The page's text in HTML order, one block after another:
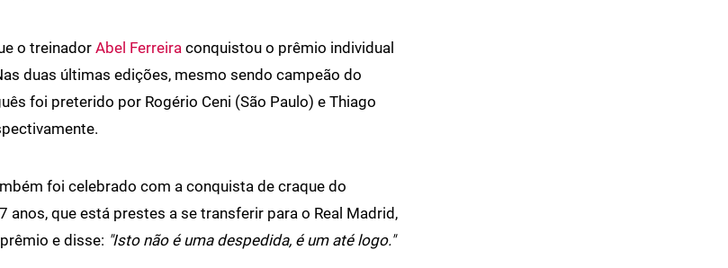
o treinador Abel Ferreira conquistou o prêmio individual
duas últimas edições, mesmo sendo campeão do
foi preterido por Rogério Ceni (São Paulo) e Thiago
foi celebrado com a conquista de craque do
anos, que está prestes a se transferir para o Real Madrid,
e disse: "Isto não é uma despedida, é um até logo."